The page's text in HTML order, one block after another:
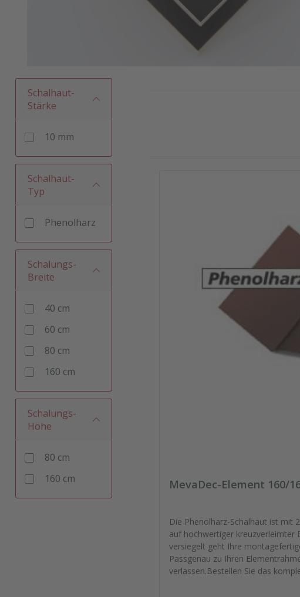
Schalhaut-
Stärke
10 mm
Schalhaut-
Typ
Phenolharz
Schalungs-
Breite
40 cm
60 cm
80 cm
160 cm
Schalungs-
Höhe
80 cm
160 cm
MevaDec-Element 160/
Die Phenolharz-Schalhaut ist mit
auf hochwertiger kreuzverleimter
versiegelt geht Ihre
Passgenau zu Ihren
verlassen.Bestellen Sie das